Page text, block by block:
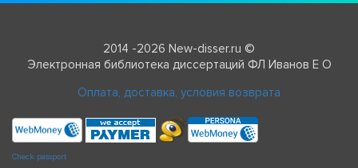
2014 -2026 New-disser.ru ©
Электронная библиотека диссертаций ФЛ Иванов Е О
Оплата, доставка, условия возврата
Check passport